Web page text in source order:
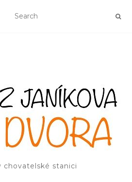
chovatelské stanici